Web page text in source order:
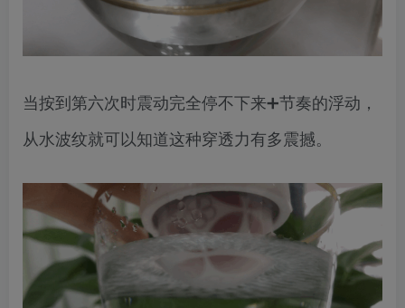
当按到第六次时震动完全停不下来➕节奏的浮动，
从水波纹就可以知道这种穿透力有多震撼。